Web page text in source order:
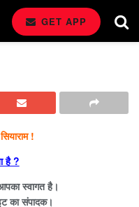
GET APP
!
है ?
स्वागत है।
का संपादक।